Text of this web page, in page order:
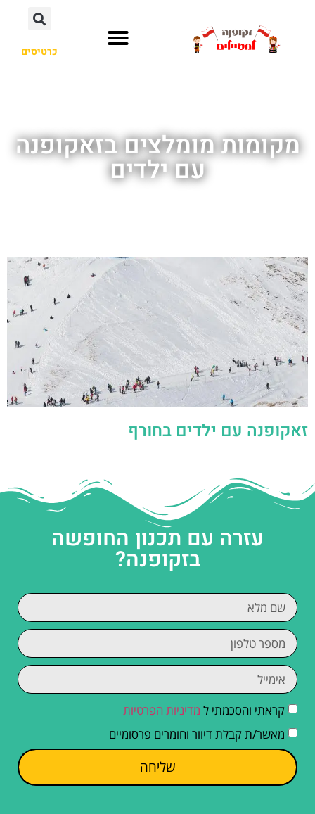
כרטיסים
מקומות מומלצים בזאקופנה
עם ילדים
זאקופנה עם ילדים בחורף
עזרה עם תכנון החופשה
בזקופנה?
קראתי והסכמתי ל מדיניות הפרטיות
מאשר/ת קבלת דיוור וחומרים פרסומיים
שליחה